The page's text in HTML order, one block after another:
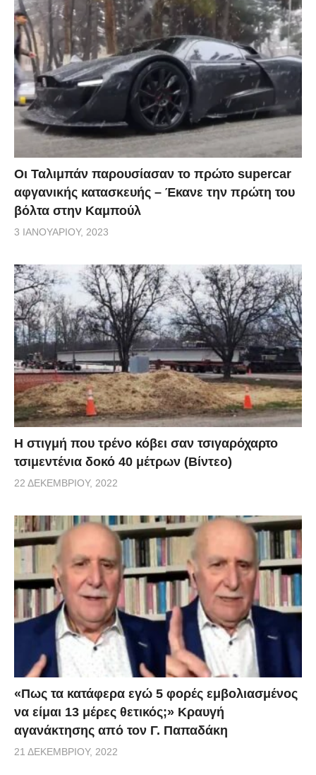
Οι Ταλιμπάν παρουσίασαν το πρώτο supercar
αφγανικής κατασκευής – Έκανε την πρώτη του
βόλτα στην Καμπούλ
3 ΙΑΝΟΥΑΡΊΟΥ, 2023
H στιγμή που τρένο κόβει σαν τσιγαρόχαρτο
τσιμεντένια δοκό 40 μέτρων (Βίντεο)
22 ΔΕΚΕΜΒΡΊΟΥ, 2022
«Πως τα κατάφερα εγώ 5 φορές εμβoλιασμένος
να είμαι 13 μέρες θετικός;» Κραυγή
αγανάκτησης από τον Γ. Παπαδάκη
21 ΔΕΚΕΜΒΡΊΟΥ, 2022